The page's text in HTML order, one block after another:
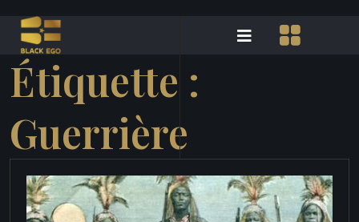
Étiquette :
Guerrière